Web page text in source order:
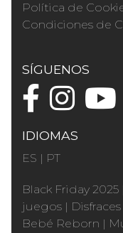
Política de
Condiciones de
SÍGUENOS
IDIOMAS
ES | PT
Black Friday 2025
juegos | Disfraces
Bebé Reborn |